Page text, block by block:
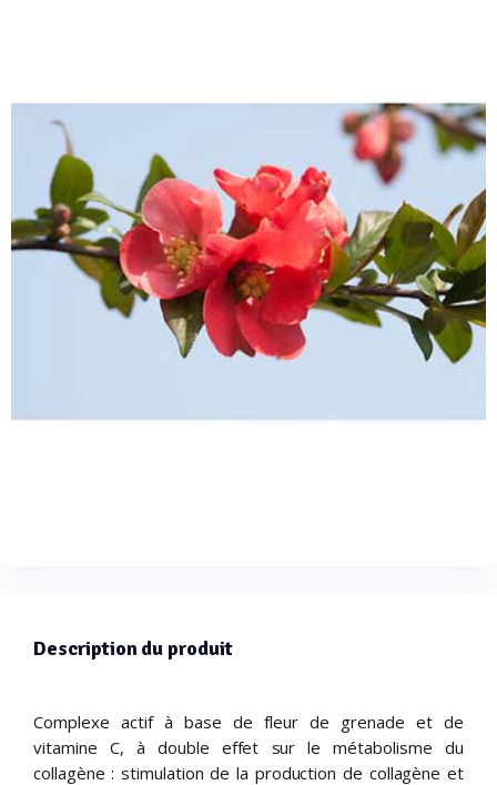
Description du produit
Complexe actif à base de fleur de grenade et de
vitamine C, à double effet sur le métabolisme du
collagène : stimulation de la production de collagène et